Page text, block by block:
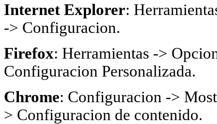
Internet Explorer:
-> Configuracion.
Firefox: Herramientas ->
Configuracion Personalizada.
Chrome: Configuracion ->
> Configuracion de contenido.